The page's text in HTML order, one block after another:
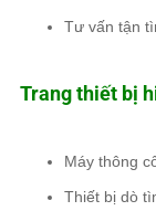
Tư vấn tận
Trang thiết bị
Máy thông
Thiết bị dò